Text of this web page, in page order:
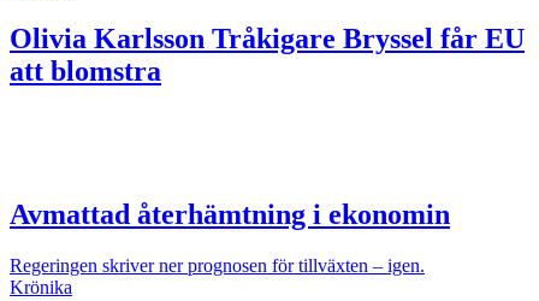
Olivia Karlsson Tråkigare Bryssel får EU
att blomstra
Avmattad återhämtning i ekonomin
Regeringen skriver ner prognosen för tillväxten – igen.
Krönika